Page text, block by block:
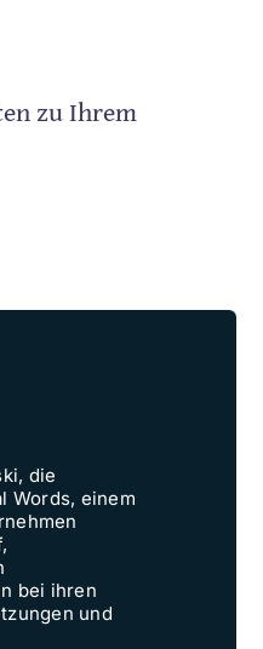
zu Ihrem
die
Words, einem
bei ihren
und